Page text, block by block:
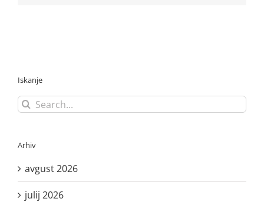
Iskanje
Search
for:
Arhiv
avgust 2026
julij 2026